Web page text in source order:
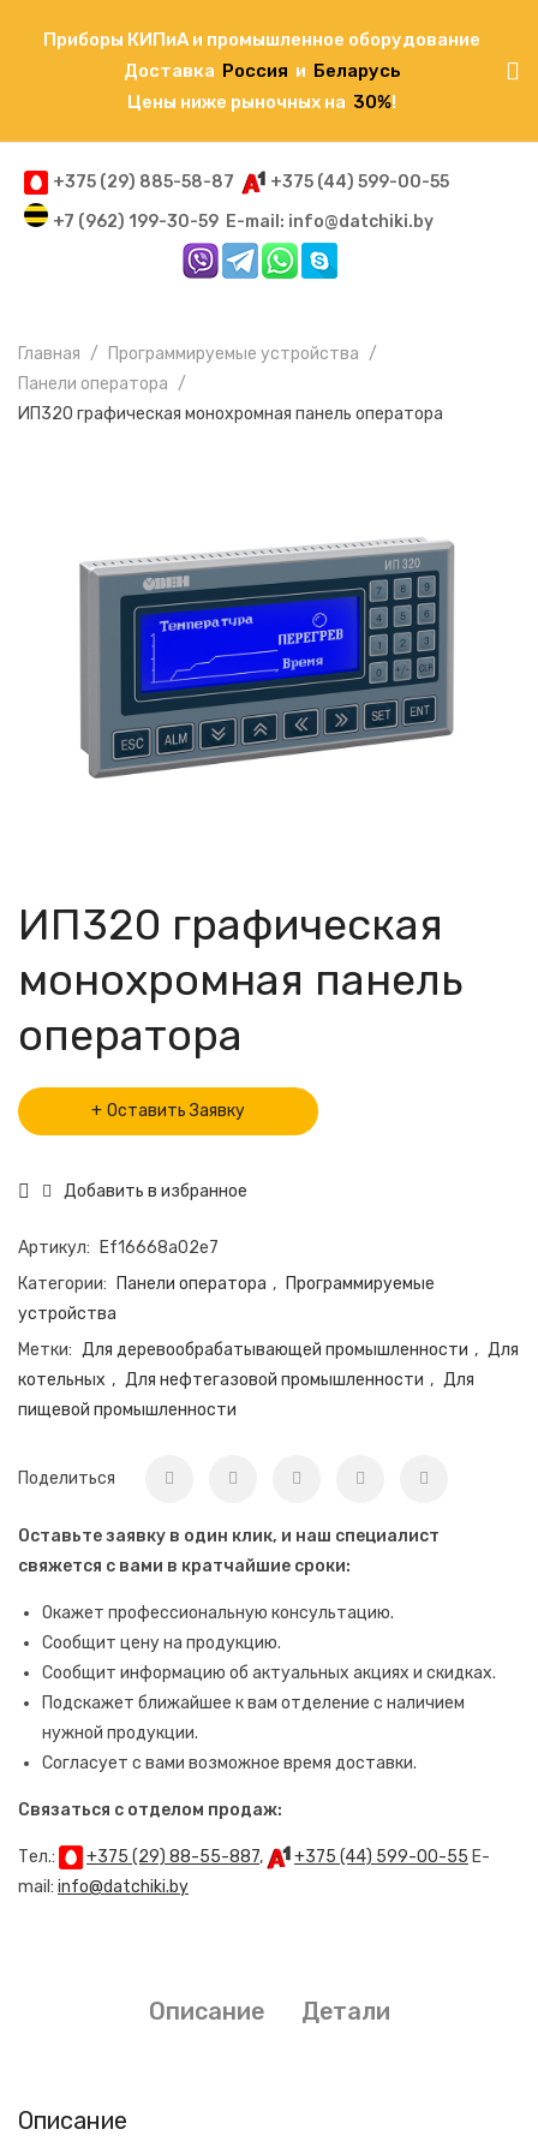
Приборы КИПиА и промышленное оборудование
Доставка Россия и Беларусь
Цены ниже рыночных на 30%!
+375 (29) 885-58-87
+375 (44) 599-00-55
+7 (962) 199-30-59 E-mail: info@datchiki.by
Главная
Программируемые устройства
Панели оператора
ИП320 графическая монохромная панель оператора
ИП320 графическая
монохромная панель
оператора
Оставить Заявку
Добавить в избранное
Артикул:
Ef16668a02e7
Категории:
Панели оператора , Программируемые
устройства
Метки: Для деревообрабатывающей промышленности , Для
котельных , Для нефтегазовой промышленности , Для
пищевой промышленности
Поделиться
Оставьте заявку в один клик, и наш специалист
свяжется с вами в кратчайшие сроки:
Окажет профессиональную консультацию.
Сообщит цену на продукцию.
Сообщит информацию об актуальных акциях и скидках.
Подскажет ближайшее к вам отделение с наличием
нужной продукции.
Согласует с вами возможное время доставки.
Связаться с отделом продаж:
Тел.: +375 (29) 88-55-887, +375 (44) 599-00-55 E-
mail: info@datchiki.by
Описание Детали
Описание